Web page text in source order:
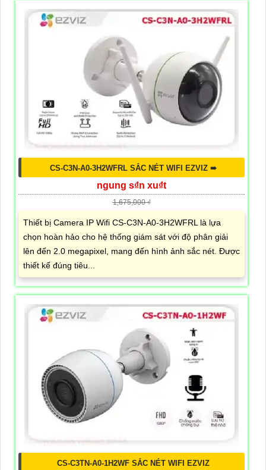
CS-C3N-A0-3H2WFRL SẮC NÉT WIFI EZVIZ ➠
ngung s₫n xu₫t
1,675,000 ₫
Thiết bị Camera IP Wifi CS-C3N-A0-3H2WFRL là lựa
chọn hoàn hảo cho hệ thống giám sát với độ phân giải
lên đến 2.0 megapixel, mang đến hình ảnh sắc nét. Được
thiết kế đúng tiêu...
CS-C3TN-A0-1H2WF SẮC NÉT WIFI EZVIZ